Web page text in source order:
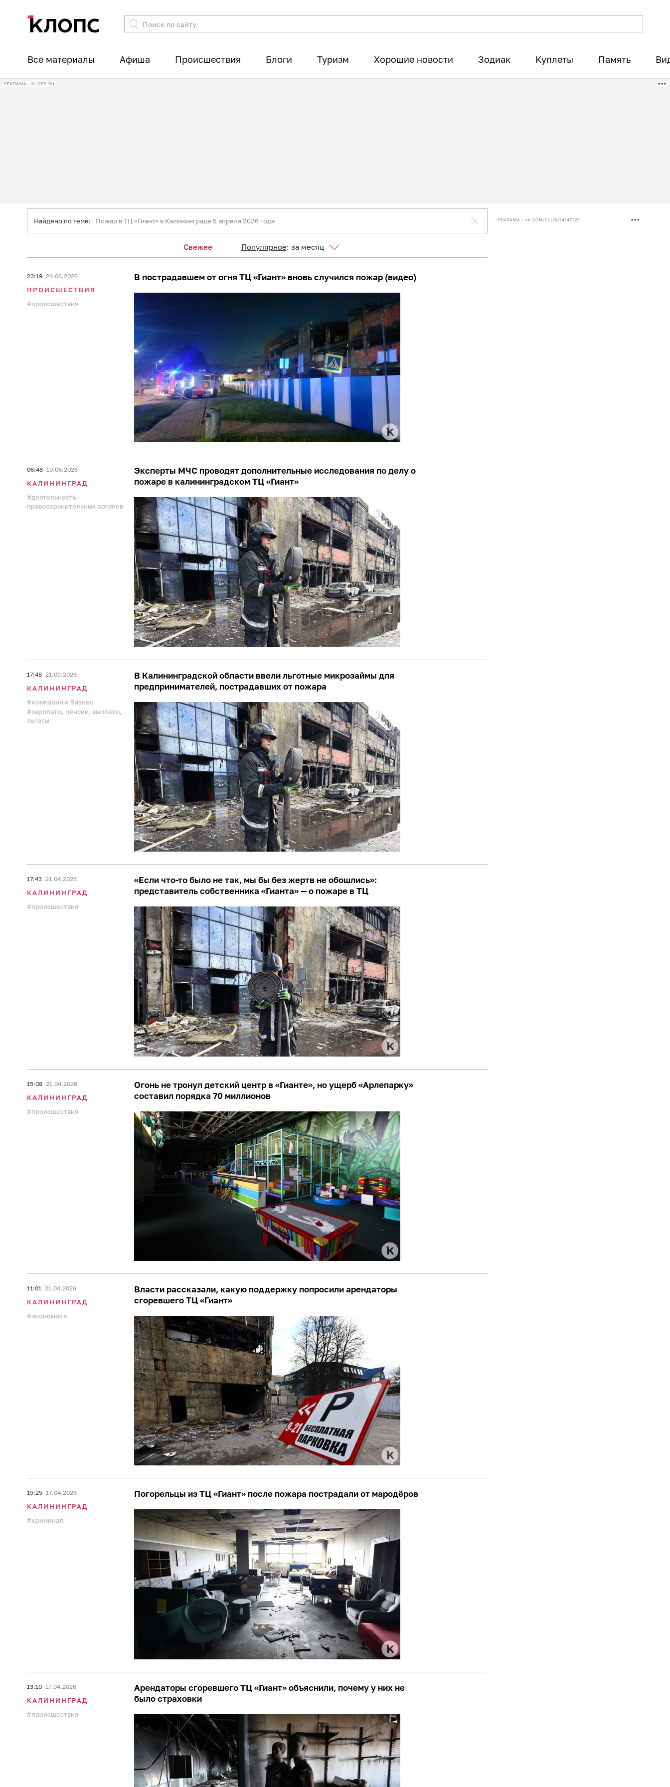
Все материалы Афиша Происшествия Блоги Туризм Хорошие новости Зодиак Куплеты Память
РЕКЛАМА • KLOPS.RU
РЕКЛАМА • VK.COM/CLUB174147223
Найдено по теме: Пожар в ТЦ «Гиант» в Калининграде 5 апреля 2026 года
Свежее Популярное: за месяц
23:19 24.06.2026
ПРОИСШЕСТВИЯ
происшествия
В пострадавшем от огня ТЦ «Гиант» вновь случился пожар (видео)
06:48 10.06.2026
КАЛИНИНГРАД
деятельность
правоохранительных органов
Эксперты МЧС проводят дополнительные исследования по делу о
пожаре в калининградском ТЦ «Гиант»
17:48 21.05.2026
КАЛИНИНГРАД
компании и бизнес
зарплаты, пенсии, выплаты,
льготы
В Калининградской области ввели льготные микрозаймы для
предпринимателей, пострадавших от пожара
17:43 21.04.2026
КАЛИНИНГРАД
происшествия
«Если что-то было не так, мы бы без жертв не обошлись»:
представитель собственника «Гианта» — о пожаре в ТЦ
15:08 21.04.2026
КАЛИНИНГРАД
происшествия
Огонь не тронул детский центр в «Гианте», но ущерб «Арлепарку»
составил порядка 70 миллионов
11:01 21.04.2026
КАЛИНИНГРАД
экономика
Власти рассказали, какую поддержку попросили арендаторы
сгоревшего ТЦ «Гиант»
15:25 17.04.2026
КАЛИНИНГРАД
криминал
Погорельцы из ТЦ «Гиант» после пожара пострадали от мародёров
13:10 17.04.2026
КАЛИНИНГРАД
происшествия
Арендаторы сгоревшего ТЦ «Гиант» объяснили, почему у них не
было страховки